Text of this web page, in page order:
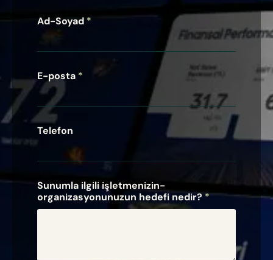
Ad-Soyad *
E-posta *
Telefon
Sunumla ilgili işletmenizin-
organizasyonunuzun hedefi nedir? *